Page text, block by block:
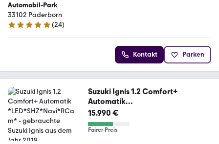
Automobil-Park
33102 Paderborn
4.8 Sterne
(24)
Kontakt Parken
Suzuki Ignis 1.2 Comfort+
Automatik
*LED*SHZ*Navi*RCam*
15.990 €
Fairer Preis